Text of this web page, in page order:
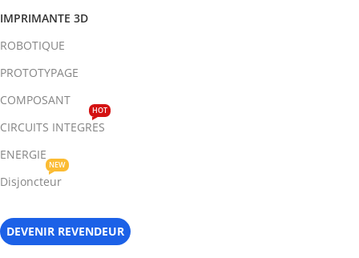
IMPRIMANTE 3D
ROBOTIQUE
PROTOTYPAGE
COMPOSANT
CIRCUITS INTEGRES
HOT
ENERGIE
Disjoncteur
NEW
DEVENIR REVENDEUR